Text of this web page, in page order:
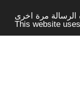
مرة اخرى -
This website